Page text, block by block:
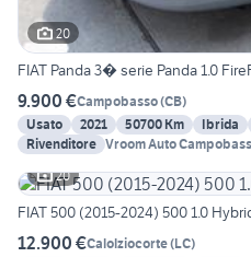
20
FIAT Panda 3� serie Panda 1.0
9.900 €Campobasso(CB)
Usato
2021 50700 Km Ibrida
Rivenditore Vroom Auto
20
FIAT 500 (2015-2024) 500 1.0
12.900 €Calolziocorte(LC)